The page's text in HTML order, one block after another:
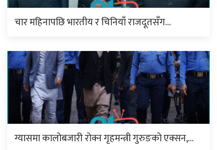
चार महिनापछि भारतीय र चिनियाँ राजदूतसँग…
ग्यासमा कालोबजारी रोक्न गृहमन्त्री गुरुङको एक्सन,…